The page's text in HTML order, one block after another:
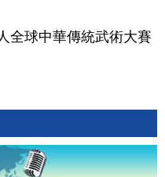
全球中華傳統武術大賽